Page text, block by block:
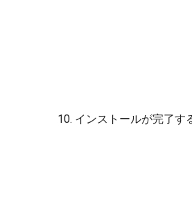
インストールが完了す